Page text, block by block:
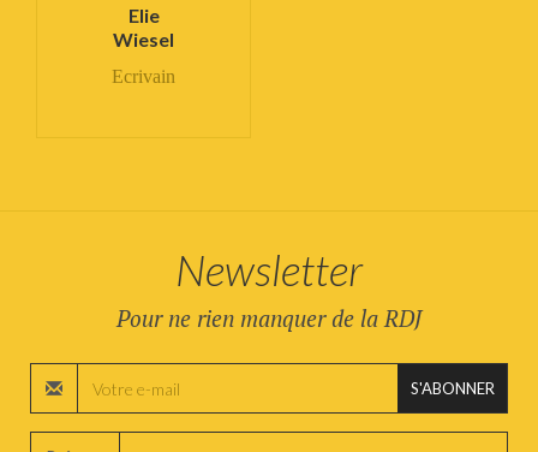
Elie
Wiesel
Ecrivain
Newsletter
Pour ne rien manquer de la RDJ
S'ABONNER